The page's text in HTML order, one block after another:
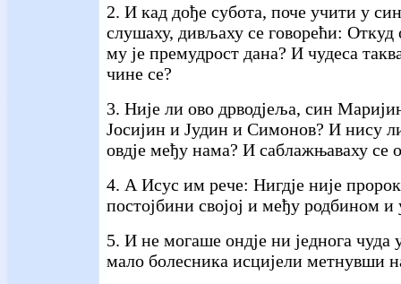
2. И кад дође субота, поче учити у
слушаху, дивљаху се говорећи: Откуд
му је премудрост дана? И чудеса
чине се?
3. Није ли ово дрводјеља, син
Јосијин и Јудин и Симонов? И нису
овдје међу нама? И саблажњаваху се
4. А Исус им рече: Нигдје није
постојбини својој и међу родбином
5. И не могаше ондје ни једнога
мало болесника исцијели метнувши